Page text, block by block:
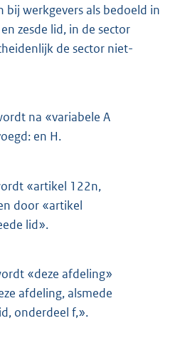
bij werkgevers als bedoeld in
zesde lid, in de sector
de sector niet-
na «variabele A
en H.
«artikel 122n,
door «artikel
lid».
«deze afdeling»
afdeling, alsmede
onderdeel f,».